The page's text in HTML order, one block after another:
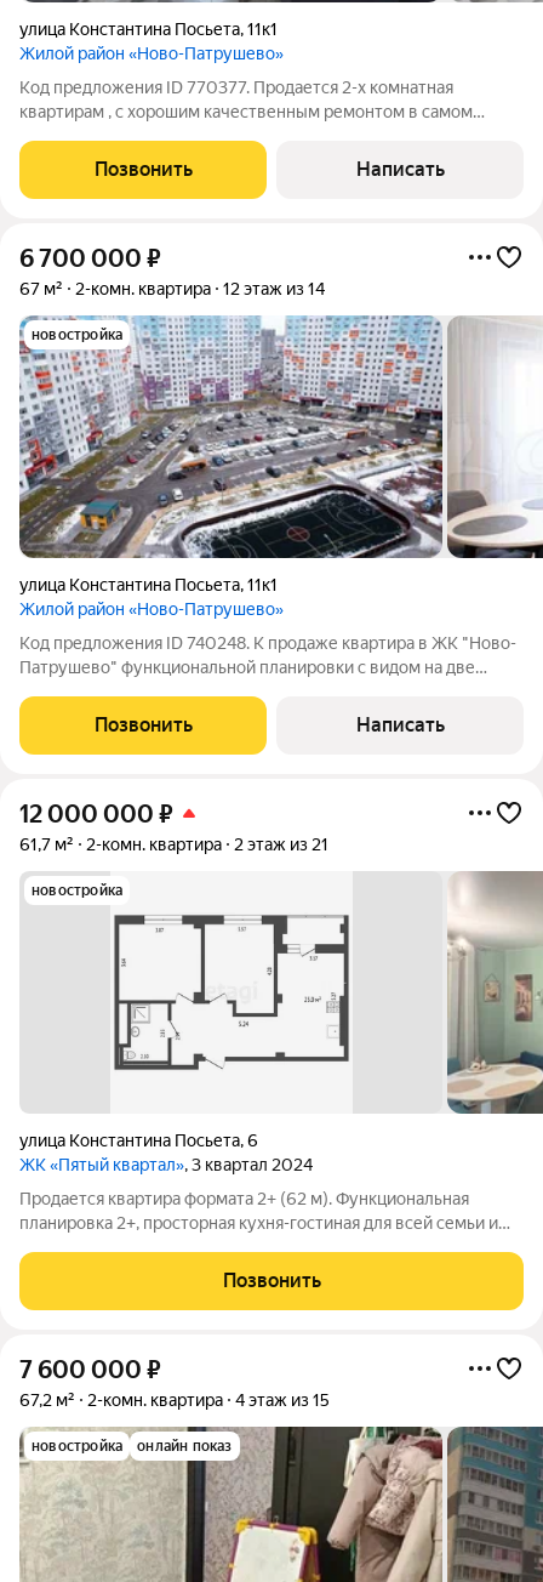
улица Константина Посьета,11к1
Жилой район «Ново-Патрушево»
Код предложения ID 770377. Продается 2-х комнатная
квартирам , с хорошим качественным ремонтом в самом
абсолютно все что на фото. Санузел раздельный, отделка
кафельной плиткой. Развитый район, с
Позвонить Написать
6 700 000 ₽
67 м² 2-комн. квартира 12 этаж из 14
новостройка
улица Константина Посьета,11к1
Жилой район «Ново-Патрушево»
Код предложения ID 740248. К продаже квартира в ЖК "Ново-
Патрушево" функциональной планировки с видом на две
все куплены(нужно только установить). Светлая, чистая,
уютная квартира.Дом с
Позвонить Написать
12 000 000 ₽
61,7 м² 2-комн. квартира 2 этаж из 21
новостройка
улица Константина Посьета,6
ЖК «Пятый квартал», 3 квартал 2024
Продается квартира формата 2+ (62 м). Функциональная
планировка 2+, просторная кухня-гостиная для всей семьи и
из качественных материалов в светлых тонах, ремонт делали
для себя. Квартира
Позвонить
7 600 000 ₽
67,2 м² 2-комн. квартира 4 этаж из 15
новостройка онлайн показ